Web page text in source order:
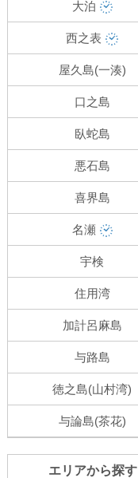
大泊
西之表
屋久島(一湊)
口之島
臥蛇島
悪石島
喜界島
名瀬
宇検
住用湾
加計呂麻島
与路島
徳之島(山村湾)
与論島(茶花)
エリアから探す